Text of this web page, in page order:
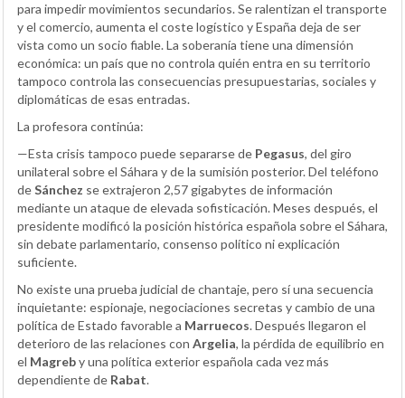
para impedir movimientos secundarios. Se ralentizan el transporte
y el comercio, aumenta el coste logístico y España deja de ser
vista como un socio fiable. La soberanía tiene una dimensión
económica: un país que no controla quién entra en su territorio
tampoco controla las consecuencias presupuestarias, sociales y
diplomáticas de esas entradas.
La profesora continúa:
—Esta crisis tampoco puede separarse de Pegasus, del giro
unilateral sobre el Sáhara y de la sumisión posterior. Del teléfono
deSánchez se extrajeron 2,57 gigabytes de información
mediante un ataque de elevada sofisticación. Meses después, el
presidente modificó la posición histórica española sobre el Sáhara,
sin debate parlamentario, consenso político ni explicación
suficiente.
No existe una prueba judicial de chantaje, pero sí una secuencia
inquietante: espionaje, negociaciones secretas y cambio de una
política de Estado favorable a Marruecos. Después llegaron el
deterioro de las relaciones con Argelia, la pérdida de equilibrio en
el Magreby una política exterior española cada vez más
dependiente de Rabat.